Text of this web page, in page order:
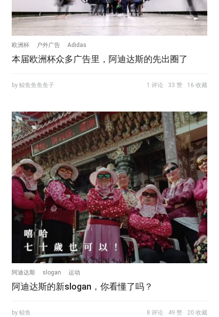
欧洲杯 户外广告 Adidas
本届欧洲杯众多广告里，阿迪达斯的先出圈了
by 鲸鱼鱼鱼鱼子 1 评论 33 赞 16 收藏
阿迪达斯 slogan 运动
阿迪达斯的新slogan，你看懂了吗？
by 鲸鱼 8 评论 49 赞 20 收藏